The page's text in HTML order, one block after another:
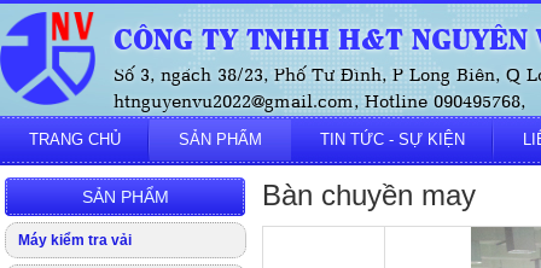
CÔNG TY TNHH H&T NGUYÊN
Số 3, ngách 38/23, Phố Tư Đình, P Long Biên, Q
htnguyenvu2022@gmail.com, Hotline 090495768,
TRANG CHỦ SẢN PHẨM TIN TỨC - SỰ KIỆN
SẢN PHẨM
Máy kiểm tra vải
Bàn chuyền may